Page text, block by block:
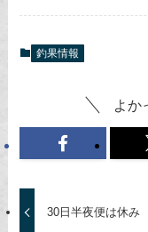
釣果情報
よか
30日半夜便は休み